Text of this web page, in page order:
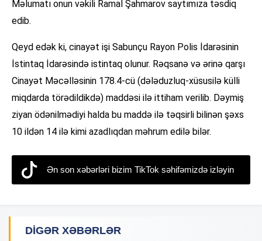
Məlumatı onun vəkili Ramal Şahmarov saytımıza təsdiq
edib.
Qeyd edək ki, cinayət işi Sabunçu Rayon Polis İdarəsinin
İstintaq İdarəsində istintaq olunur. Rəqsanə və ərinə qarşı
Cinayət Məcəlləsinin 178.4-cü (dələduzluq-xüsusilə külli
miqdarda törədildikdə) maddəsi ilə ittiham verilib. Dəymiş
ziyan ödənilmədiyi halda bu maddə ilə təqsirli bilinən şəxs
10 ildən 14 ilə kimi azadlıqdan məhrum edilə bilər.
Ən son xəbərləri bizim TikTok səhifəmizdə izləyin
DIGƏR XƏBƏRLƏR